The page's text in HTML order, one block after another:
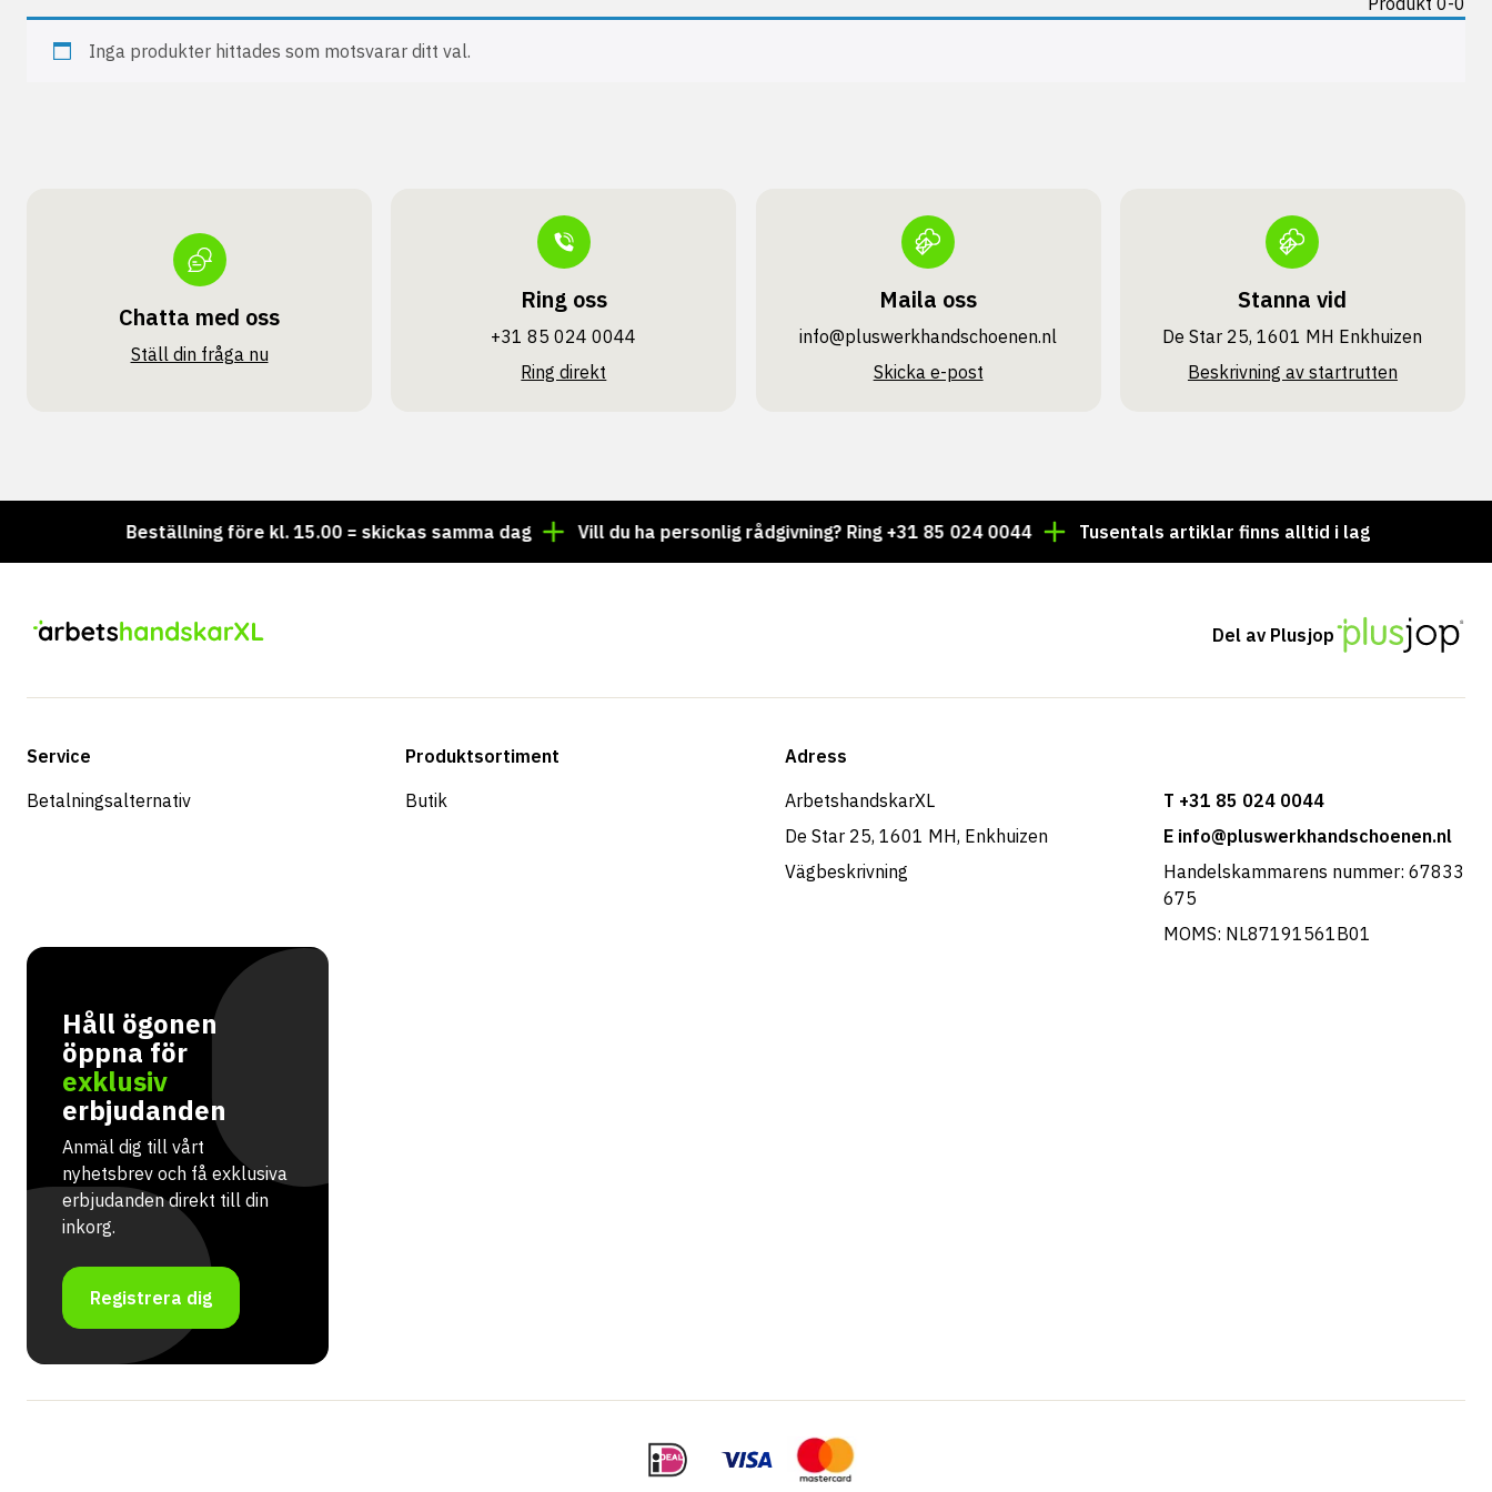
Inga produkter hittades som motsvarar ditt val.
Chatta med oss
Ställ din fråga nu
Ring oss
+31 85 024 0044
Ring direkt
Maila oss
info@pluswerk­handschoenen.nl
Skicka e-post
Stanna vid
De Star 25, 1601 MH Enkhuizen
Beskrivning av startrutten
Beställning före kl. 15.00 = skickas samma dag Vill du ha personlig rådgivning? Ring +31 85 024 0044 Tusentals artiklar finns alltid i lager!
Del av Plusjop
Service
Betalningsalternativ
Produktsortiment
Butik
Adress
ArbetshandskarXL
De Star 25, 1601 MH, Enkhuizen
Vägbeskrivning
T +31 85 024 0044
E info@pluswerkhandschoenen.nl
Handelskammarens nummer: 67833
675
MOMS: NL87191561B01
Håll ögonen
öppna för
exklusiv
erbjudanden
Anmäl dig till vårt
nyhetsbrev och få exklusiva
erbjudanden direkt till din
inkorg.
Registrera dig